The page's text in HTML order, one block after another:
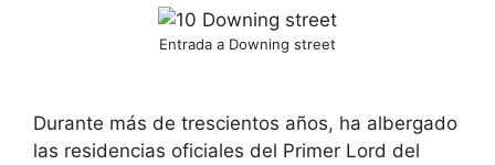
Entrada a Downing street
Durante más de trescientos años, ha albergado
las residencias oficiales del Primer Lord del